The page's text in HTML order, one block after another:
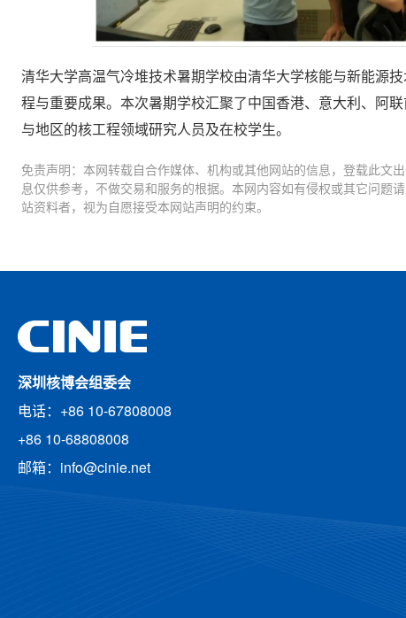
清华大学高温气冷堆技术暑期学校由清华大学核能与新能源
程与重要成果。本次暑期学校汇聚了中国香港、意大利、阿
与地区的核工程领域研究人员及在校学生。
免责声明：本网转载自合作媒体、机构或其他网站的信息，登载此文
息仅供参考，不做交易和服务的根据。本网内容如有侵权或其它问题
站资料者，视为自愿接受本网站声明的约束。
深圳核博会组委会
电话：+86 10-67808008
+86 10-68808008
邮箱：info@cinie.net